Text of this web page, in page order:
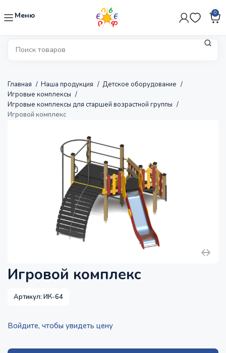
Меню 0
Главная Наша продукция
Детское оборудование
Игровые комплексы
Игровые комплексы для старшей возрастной группы
Игровой комплекс
Игровой комплекс
Артикул:ИК-64
Войдите, чтобы увидеть цену